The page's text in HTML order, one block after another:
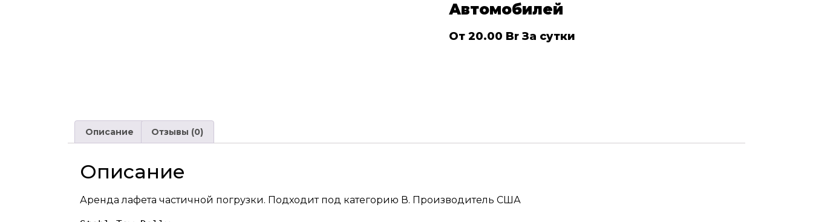
Автомобилей
От 20.00 Br За сутки
Описание Отзывы (0)
Описание
Аренда лафета частичной погрузки. Подходит под категорию В. Производитель США